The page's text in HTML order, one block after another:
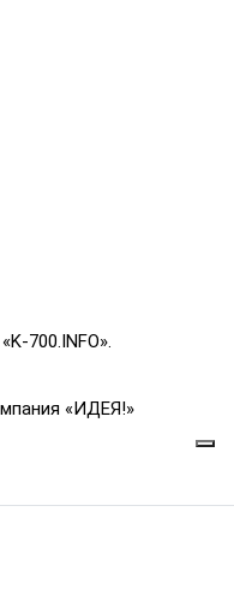
700.INFO».
«ИДЕЯ!»